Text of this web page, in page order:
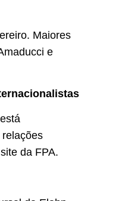
Maiores
e
da FPA.